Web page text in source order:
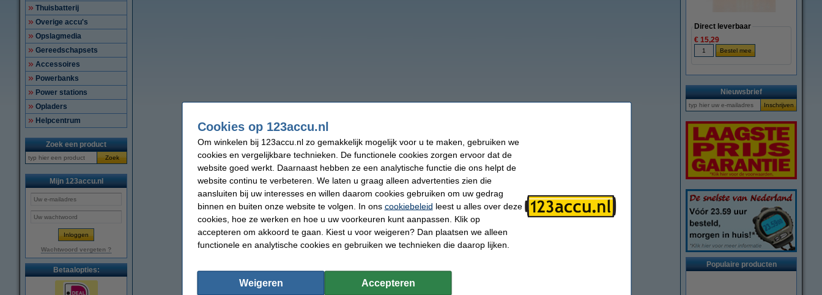
Thuisbatterij
Overige accu's
Opslagmedia
Gereedschapsets
Accessoires
Powerbanks
Power stations
Opladers
Helpcentrum
Zoek een product
Zoek
Mijn 123accu.nl
Wachtwoord vergeten ?
Betaalopties:
Direct leverbaar
€ 15,29
Nieuwsbrief
Populaire producten
Cookies op 123accu.nl
Om winkelen bij 123accu.nl zo gemakkelijk mogelijk voor u te maken, gebruiken we
cookies en vergelijkbare technieken. De functionele cookies zorgen ervoor dat de
website goed werkt. Daarnaast hebben ze een analytische functie die ons helpt de
website continu te verbeteren. We laten u graag alleen advertenties zien die
aansluiten bij uw interesses en willen daarom cookies gebruiken om uw gedrag
binnen en buiten onze website te volgen. In ons cookiebeleid leest u alles over deze
cookies, hoe ze werken en hoe u uw voorkeuren kunt aanpassen. Klik op
accepteren om akkoord te gaan. Kiest u voor weigeren? Dan plaatsen we alleen
functionele en analytische cookies en gebruiken we technieken die daarop lijken.
Weigeren Accepteren